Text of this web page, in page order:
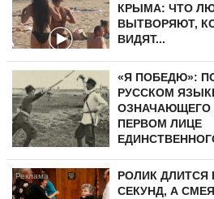
КРЫМА: ЧТО
ВЫТВОРЯЮТ,
ВИДЯТ...
«Я ПОБЕДЮ»:
РУССКОМ
ОЗНАЧАЮЩЕГО
ПЕРВОМ ЛИЦЕ
РОЛИК ДЛИТСЯ
СЕКУНД, А